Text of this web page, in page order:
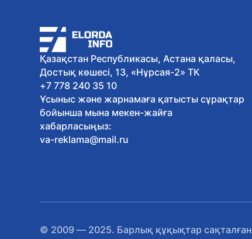
Қазақстан Республикасы, Астана қаласы,
Достық көшесі, 13, «Нұрсая-2» ТК
+7 778 240 35 10
Ұсыныс және жарнамаға қатысты сұрақтар
бойынша мына мекен-жайға
хабарласыңыз:
va-reklama@mail.ru
© 2009 — 2025. Барлық құқықтар сақталған